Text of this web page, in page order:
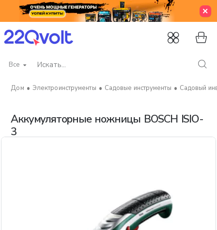
Все
Искать...
Аккумуляторные ножницы BOSCH ISIO-
3
Электроинструменты Садовые инструменты Садовый